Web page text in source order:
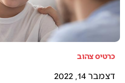
כרטיס צהוב
דצמבר 14, 2022